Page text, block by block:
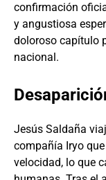
confirmación
y angustiosa
doloroso capítulo
nacional.
Jesús Saldaña
compañía Iryo
velocidad, lo que